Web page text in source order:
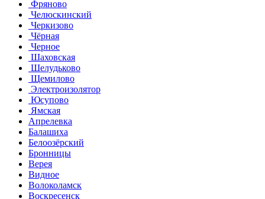
Фряново
Челюскинский
Черкизово
Чёрная
Черное
Шаховская
Шелудьково
Щемилово
Электроизолятор
Юсупово
Ямская
Апрелевка
Балашиха
Белоозёрский
Бронницы
Верея
Видное
Волоколамск
Воскресенск